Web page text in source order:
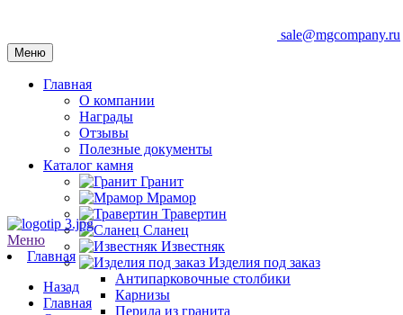
sale@mgcompany.ru
Меню
Главная
О компании
Награды
Отзывы
Полезные документы
Каталог камня
Гранит
Мрамор
Травертин
Сланец
Известняк
Изделия под заказ
Антипарковочные столбики
Карнизы
Перила из гранита
Меню
Главная
Назад
Главная